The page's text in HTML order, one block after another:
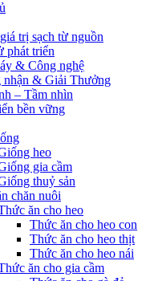
trị sạch từ nguồn
phát triển
& Công nghệ
nhận & Giải Thưởng
– Tầm nhìn
bền vững
heo
gia cầm
thuỷ sản
chăn nuôi
ăn cho heo
Thức ăn cho heo con
Thức ăn cho heo thịt
Thức ăn cho heo nái
ăn cho gia cầm